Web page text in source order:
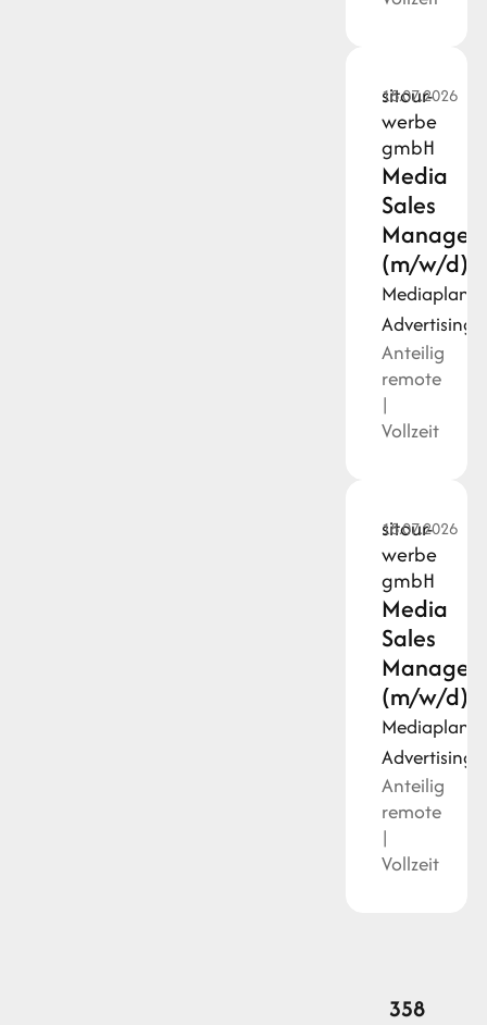
sitour-
werbe
gmbH
Media
Sales
Manager
(m/w/d)
18.07.2026
Advertising
Anteilig
remote
|
Vollzeit
sitour-
werbe
gmbH
Media
Sales
Manager
(m/w/d)
18.07.2026
Advertising
Anteilig
remote
|
Vollzeit
358